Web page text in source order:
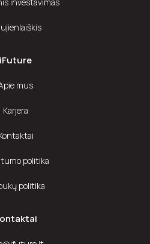
investavimas
iFuture
mus
Karjera
politika
politika